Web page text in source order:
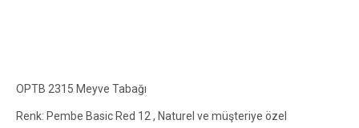
OPTB 2315 Meyve Tabağı
Renk: Pembe Basic Red 12 , Naturel ve müşteriye özel